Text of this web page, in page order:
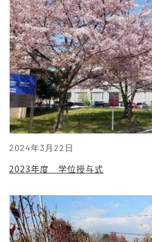
2024年3月22日
2023年度 学位授与式